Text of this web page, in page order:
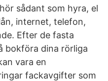
sådant som hyra, el
internet, telefon,
Efter de fasta
bokföra dina rörliga
vara en
fackavgifter som